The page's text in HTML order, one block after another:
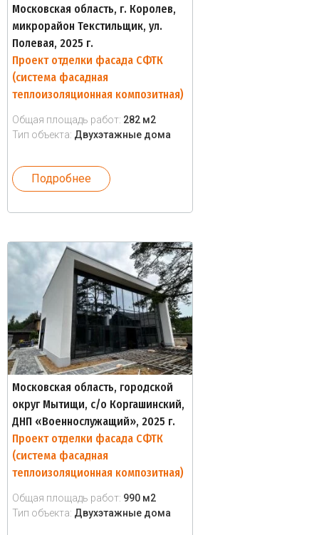
Московская область, г. Королев,
микрорайон Текстильщик, ул.
Полевая, 2025 г.
Проект отделки фасада СФТК
(система фасадная
теплоизоляционная композитная)
Общая площадь работ: 282 м2
Тип объекта: Двухэтажные дома
Подробнее
Московская область, городской
округ Мытищи, с/о Коргашинский,
ДНП «Военнослужащий», 2025 г.
Проект отделки фасада СФТК
(система фасадная
теплоизоляционная композитная)
Общая площадь работ: 990 м2
Тип объекта: Двухэтажные дома